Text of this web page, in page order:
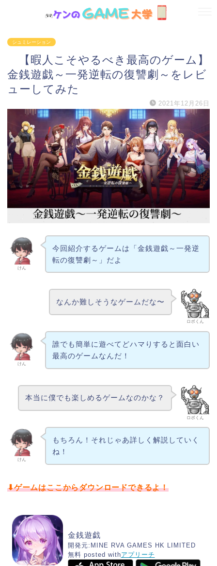
シュミレーション
【暇人こそやるべき最高のゲーム】
金銭遊戯～一発逆転の復讐劇～をレビ
ューしてみた
2021年12月26日
けん
今回紹介するゲームは「金銭遊戯～一発逆
転の復讐劇～」だよ
ロボくん
なんか難しそうなゲームだな〜
けん
誰でも簡単に遊べてどハマりすると面白い
最高のゲームなんだ！
ロボくん
本当に僕でも楽しめるゲームなのかな？
けん
もちろん！それじゃあ詳しく解説していく
ね！
⬇︎ゲームはここからダウンロードできるよ！
金銭遊戯
開発元: MINE RVA GAMES HK LIMITED
無料 posted withアプリーチ